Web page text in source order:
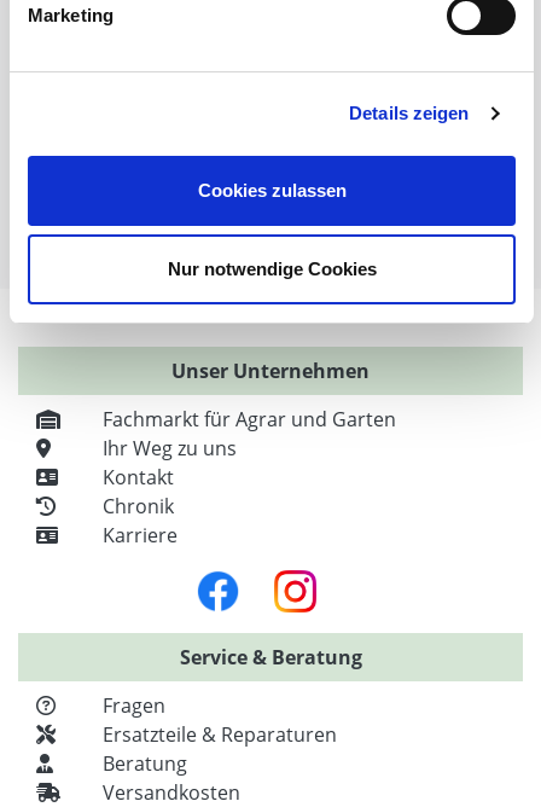
Marketing
Details zeigen
Cookies zulassen
Nur notwendige Cookies
Weidezaunlitzen
Weidezaun Fehlersuche
Weidezaun für Schafe
Weidezaun für Hühner
Unser Unternehmen
Fachmarkt für Agrar und Garten
Ihr Weg zu uns
Kontakt
Chronik
Karriere
Service & Beratung
Fragen
Ersatzteile & Reparaturen
Beratung
Versandkosten